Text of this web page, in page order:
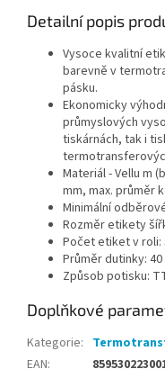
Detailní popis
Vysoce kvalitní
barevně v
pásku.
Ekonomicky
průmyslových
tiskárnách, tak i
Materiál - Vellu m
mm, max. průměr
Minimální
Rozměr etikety
Počet etiket v roli:
Průměr dutinky: 40
Způsob potisku:
Doplňkové
Kategorie:
EAN: